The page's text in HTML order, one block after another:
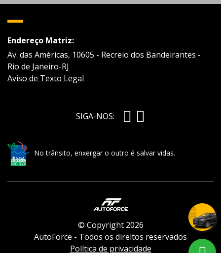
Endereço Matriz:
Av. das Américas, 10605 - Recreio dos Bandeirantes -
Rio de Janeiro-RJ
Aviso de Texto Legal
SIGA-NOS:
No trânsito, enxergar o outro é salvar vidas.
© Copyright 2026
AutoForce - Todos os direitos reservados
Política de privacidade